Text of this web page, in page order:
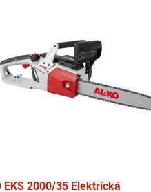
EKS 2000/35 Elektrická